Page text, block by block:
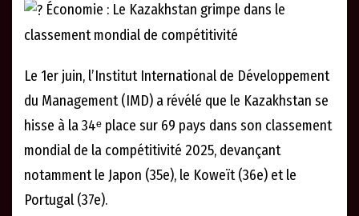
Économie : Le Kazakhstan grimpe dans le
classement mondial de compétitivité
Le 1er juin, l’Institut International de Développement
du Management (IMD) a révélé que le Kazakhstan se
hisse à la 34ᵉ place sur 69 pays dans son classement
mondial de la compétitivité 2025, devançant
notamment le Japon (35e), le Koweït (36e) et le
Portugal (37e).